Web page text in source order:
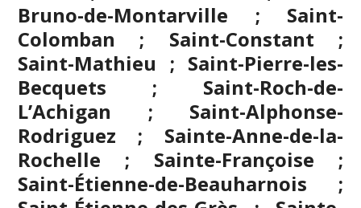
Bruno-de-Montarville ; Saint-
Colomban ; Saint-Constant ;
Saint-Mathieu ; Saint-Pierre-les-
Becquets ; Saint-Roch-de-
L’Achigan ; Saint-Alphonse-
Rodriguez ; Sainte-Anne-de-la-
Rochelle ; Sainte-Françoise ;
Saint-Étienne-de-Beauharnois ;